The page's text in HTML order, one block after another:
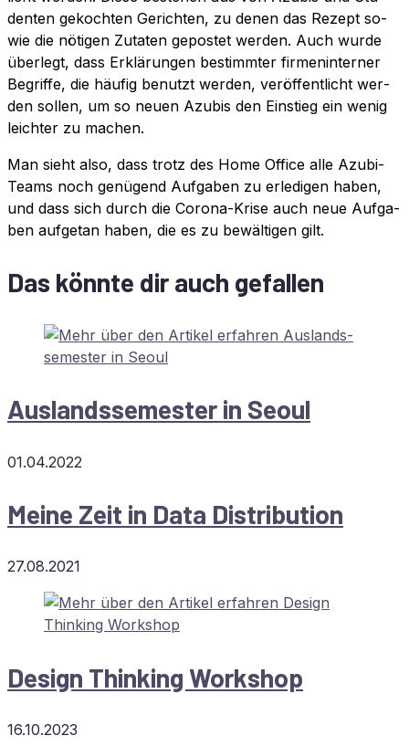
den­ten ge­koch­ten Ge­rich­ten, zu de­nen das Re­zept so­
wie die nö­ti­gen Zu­ta­ten ge­pos­tet wer­den. Auch wur­de
über­legt, dass Er­klä­run­gen be­stimm­ter fir­men­in­ter­ner
Be­grif­fe, die häu­fig be­nutzt wer­den, ver­öf­fent­licht wer­
den sol­len, um so neu­en Azu­bis den Ein­stieg ein we­nig
leich­ter zu machen.
Man sieht also, dass trotz des Home Of­fice alle Azu­bi-
Teams noch ge­nü­gend Auf­ga­ben zu er­le­di­gen ha­ben,
und dass sich durch die Co­ro­na-Kri­se auch neue Auf­ga­
ben auf­ge­tan ha­ben, die es zu be­wäl­ti­gen gilt.
Das könnte dir auch gefallen
Aus­lands­se­mes­ter in Seoul
01.04.2022
Mei­ne Zeit in Data Distribution
27.08.2021
De­sign Thin­king Workshop
16.10.2023